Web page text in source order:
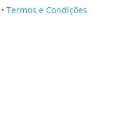
•Termos e Condições